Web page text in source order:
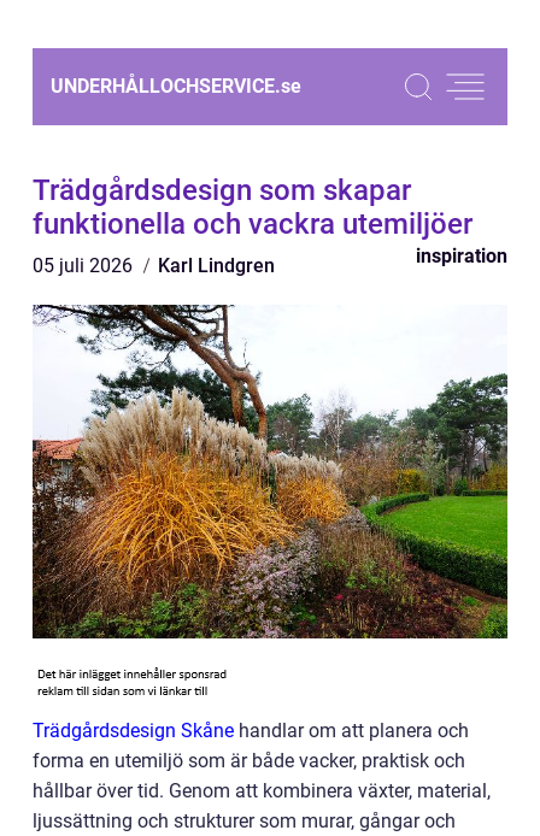
UNDERHÅLLOCHSERVICE.se
Trädgårdsdesign som skapar
funktionella och vackra utemiljöer
05 juli 2026 Karl Lindgren inspiration
Trädgårdsdesign Skåne handlar om att planera och
forma en utemiljö som är både vacker, praktisk och
hållbar över tid. Genom att kombinera växter, material,
ljussättning och strukturer som murar, gångar och